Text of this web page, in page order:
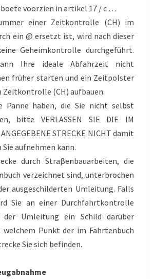
voorzien in artikel 17 / c …
einer Zeitkontrolle (CH) im
ein @ ersetzt ist, wird nach dieser
Geheimkontrolle durchgeführt.
Ihre ideale Abfahrzeit nicht
früher starten und ein Zeitpolster
Zeitkontrolle (CH) aufbauen.
Panne haben, die Sie nicht selbst
bitte VERLASSEN SIE DIE IM
STRECKE NICHT damit
Sie aufnehmen kann.
durch Straβenbauarbeiten, die
verzeichnet sind, unterbrochen
ausgeschilderten Umleitung. Falls
Sie an einer Durchfahrtkontrolle
der Umleitung ein Schild darüber
Punkt der im Fahrtenbuch
Sie sich befinden.